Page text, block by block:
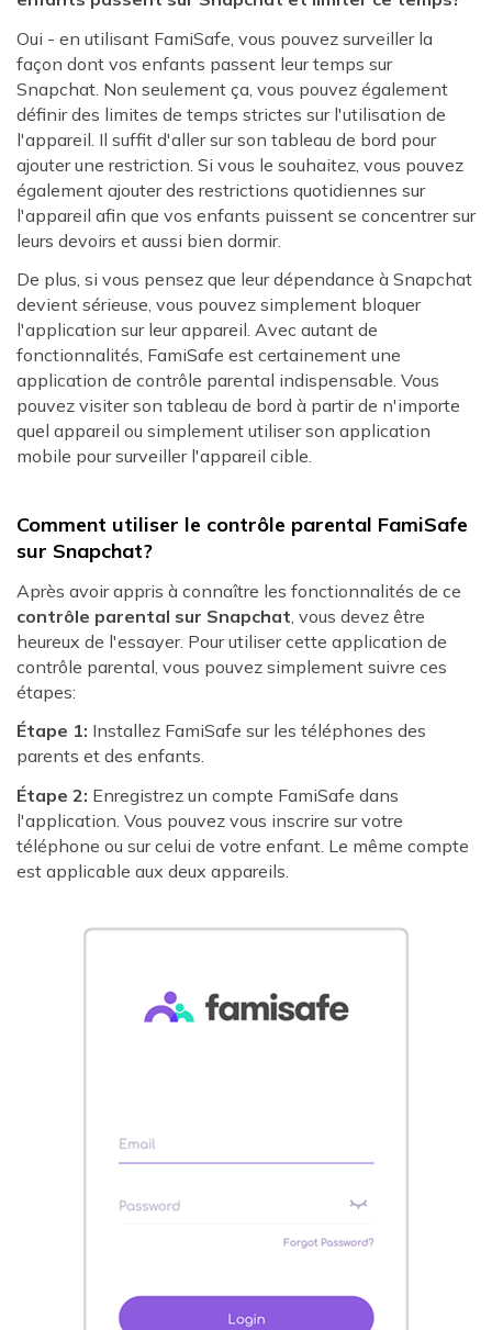
Oui - en utilisant FamiSafe, vous pouvez surveiller la
façon dont vos enfants passent leur temps sur
Snapchat. Non seulement ça, vous pouvez également
définir des limites de temps strictes sur l'utilisation de
l'appareil. Il suffit d'aller sur son tableau de bord pour
ajouter une restriction. Si vous le souhaitez, vous pouvez
également ajouter des restrictions quotidiennes sur
l'appareil afin que vos enfants puissent se concentrer sur
leurs devoirs et aussi bien dormir.
De plus, si vous pensez que leur dépendance à Snapchat
devient sérieuse, vous pouvez simplement bloquer
l'application sur leur appareil. Avec autant de
fonctionnalités, FamiSafe est certainement une
application de contrôle parental indispensable. Vous
pouvez visiter son tableau de bord à partir de n'importe
quel appareil ou simplement utiliser son application
mobile pour surveiller l'appareil cible.
Comment utiliser le contrôle parental FamiSafe
sur Snapchat?
Après avoir appris à connaître les fonctionnalités de ce
contrôle parental sur Snapchat , vous devez être
heureux de l'essayer. Pour utiliser cette application de
contrôle parental, vous pouvez simplement suivre ces
étapes:
Étape 1: Installez FamiSafe sur les téléphones des
parents et des enfants.
Étape 2: Enregistrez un compte FamiSafe dans
l'application. Vous pouvez vous inscrire sur votre
téléphone ou sur celui de votre enfant. Le même compte
est applicable aux deux appareils.